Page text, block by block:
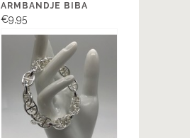
ARMBANDJE BIBA
€9,95